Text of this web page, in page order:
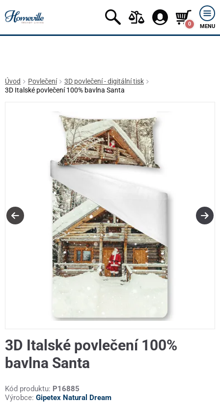
0 MENU
Úvod Povlečení
3D povlečení - digitální tisk
3D Italské povlečení 100% bavlna Santa
3D Italské povlečení 100%
bavlna Santa
Kód produktu: P16885
Výrobce: Gipetex Natural Dream